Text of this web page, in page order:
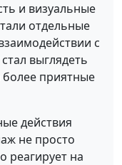
и визуальные
отдельные
с
выглядеть
более приятные
действия
не просто
реагирует на